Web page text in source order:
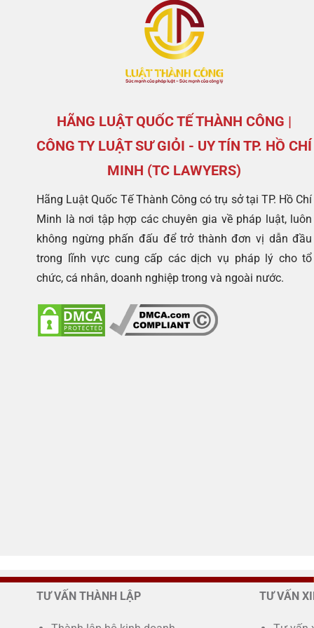
HÃNG LUẬT QUỐC TẾ THÀNH CÔNG |
CÔNG TY LUẬT SƯ GIỎI - UY TÍN TP. HỒ CHÍ
MINH (TC LAWYERS)
Hãng Luật Quốc Tế Thành Công có trụ sở tại TP. Hồ Chí
Minh là nơi tập hợp các chuyên gia về pháp luật, luôn
không ngừng phấn đấu để trở thành đơn vị dẫn đầu
trong lĩnh vực cung cấp các dịch vụ pháp lý cho tổ
chức, cá nhân, doanh nghiệp trong và ngoài nước.
TƯ VẤN THÀNH LẬP TƯ VẤN